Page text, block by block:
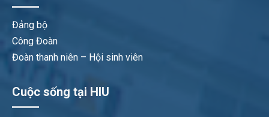
Đảng bộ
Công Đoàn
Đoàn thanh niên – Hội sinh viên
Cuộc sống tại HIU